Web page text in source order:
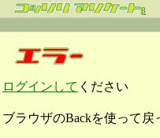
β
ログインして ください
ブラウザのBackを使って戻